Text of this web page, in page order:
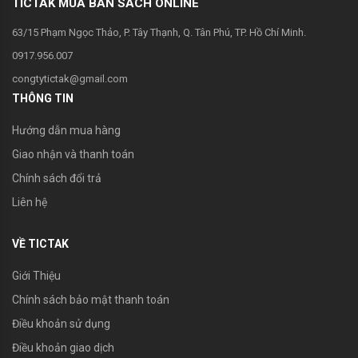
và khám phá thế giới toán học một cách sâu sắc và
toàn diện hơn.
Nhà sách TicTak xin hân hạnh giới thiệu ..
TICTAK MUA BÁN SÁCH ONLINE
63/15 Phạm Ngọc Thảo, P. Tây Thạnh, Q. Tân Phú, TP. Hồ Chí Minh.
0917.956.007
congtytictak@gmail.com
THÔNG TIN
Hướng dẫn mua hàng
Giao nhận và thanh toán
Chính sách đổi trả
Liên hệ
VỀ TICTAK
Giới Thiệu
Chính sách bảo mật thanh toán
Điều khoản sử dụng
Điều khoản giao dịch